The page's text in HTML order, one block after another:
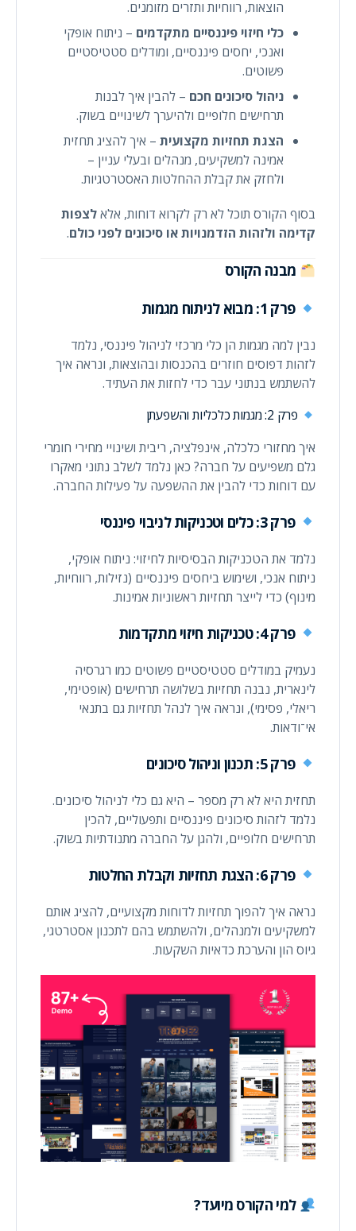
הוצאות, רווחיות ותזרים מזומנים.
כלי חיזוי פיננסיים מתקדמים – ניתוח אופקי
ואנכי, יחסים פיננסיים, ומודלים סטטיסטיים
פשוטים.
ניהול סיכונים חכם – להבין איך לבנות
תרחישים חלופיים ולהיערך לשינויים בשוק.
הצגת תחזיות מקצועית – איך להציג תחזית
אמינה למשקיעים, מנהלים ובעלי עניין –
ולחזק את קבלת ההחלטות האסטרטגיות.
בסוף הקורס תוכל לא רק לקרוא דוחות, אלאלצפות
קדימה ולזהות הזדמנויות או סיכונים לפני כולם.
מבנה הקורס
פרק 1: מבוא לניתוח מגמות
נבין למה מגמות הן כלי מרכזי לניהול פיננסי, נלמד
לזהות דפוסים חוזרים בהכנסות ובהוצאות, ונראה איך
להשתמש בנתוני עבר כדי לחזות את העתיד.
פרק 2: מגמות כלכליות והשפעתן
איך מחזורי כלכלה, אינפלציה, ריבית ושינויי מחירי חומרי
גלם משפיעים על חברה? כאן נלמד לשלב נתוני מאקרו
עם דוחות כדי להבין את ההשפעה על פעילות החברה.
פרק 3: כלים וטכניקות לניבוי פיננסי
נלמד את הטכניקות הבסיסיות לחיזוי: ניתוח אופקי,
ניתוח אנכי, ושימוש ביחסים פיננסיים (נזילות, רווחיות,
מינוף) כדי לייצר תחזיות ראשוניות אמינות.
פרק 4: טכניקות חיזוי מתקדמות
נעמיק במודלים סטטיסטיים פשוטים כמו רגרסיה
לינארית, נבנה תחזיות בשלושה תרחישים (אופטימי,
ריאלי, פסימי), ונראה איך לנהל תחזיות גם בתנאי
אי־ודאות.
פרק 5: תכנון וניהול סיכונים
תחזית היא לא רק מספר – היא גם כלי לניהול סיכונים.
נלמד לזהות סיכונים פיננסיים ותפעוליים, להכין
תרחישים חלופיים, ולהגן על החברה מתנודתיות בשוק.
פרק 6: הצגת תחזיות וקבלת החלטות
נראה איך להפוך תחזיות לדוחות מקצועיים, להציג אותם
למשקיעים ולמנהלים, ולהשתמש בהם לתכנון אסטרטגי,
גיוס הון והערכת כדאיות השקעות.
למי הקורס מיועד?